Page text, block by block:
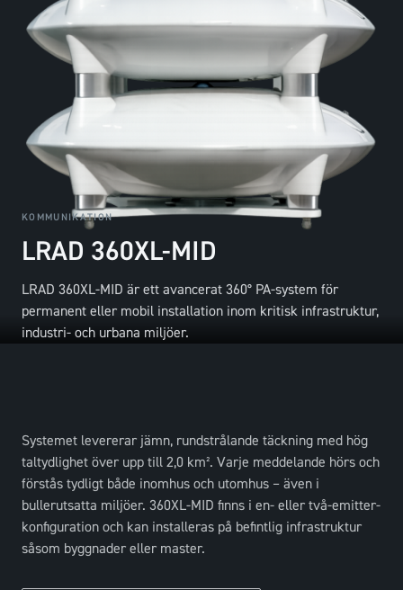
KOMMUNIKATION
LRAD 360XL-MID
LRAD 360XL-MID är ett avancerat 360° PA-system för
permanent eller mobil installation inom kritisk infrastruktur,
industri- och urbana miljöer.
Systemet levererar jämn, rundstrålande täckning med hög
taltydlighet över upp till 2,0 km². Varje meddelande hörs och
förstås tydligt både inomhus och utomhus – även i
bullerutsatta miljöer. 360XL-MID finns i en- eller två-emitter-
konfiguration och kan installeras på befintlig infrastruktur
såsom byggnader eller master.